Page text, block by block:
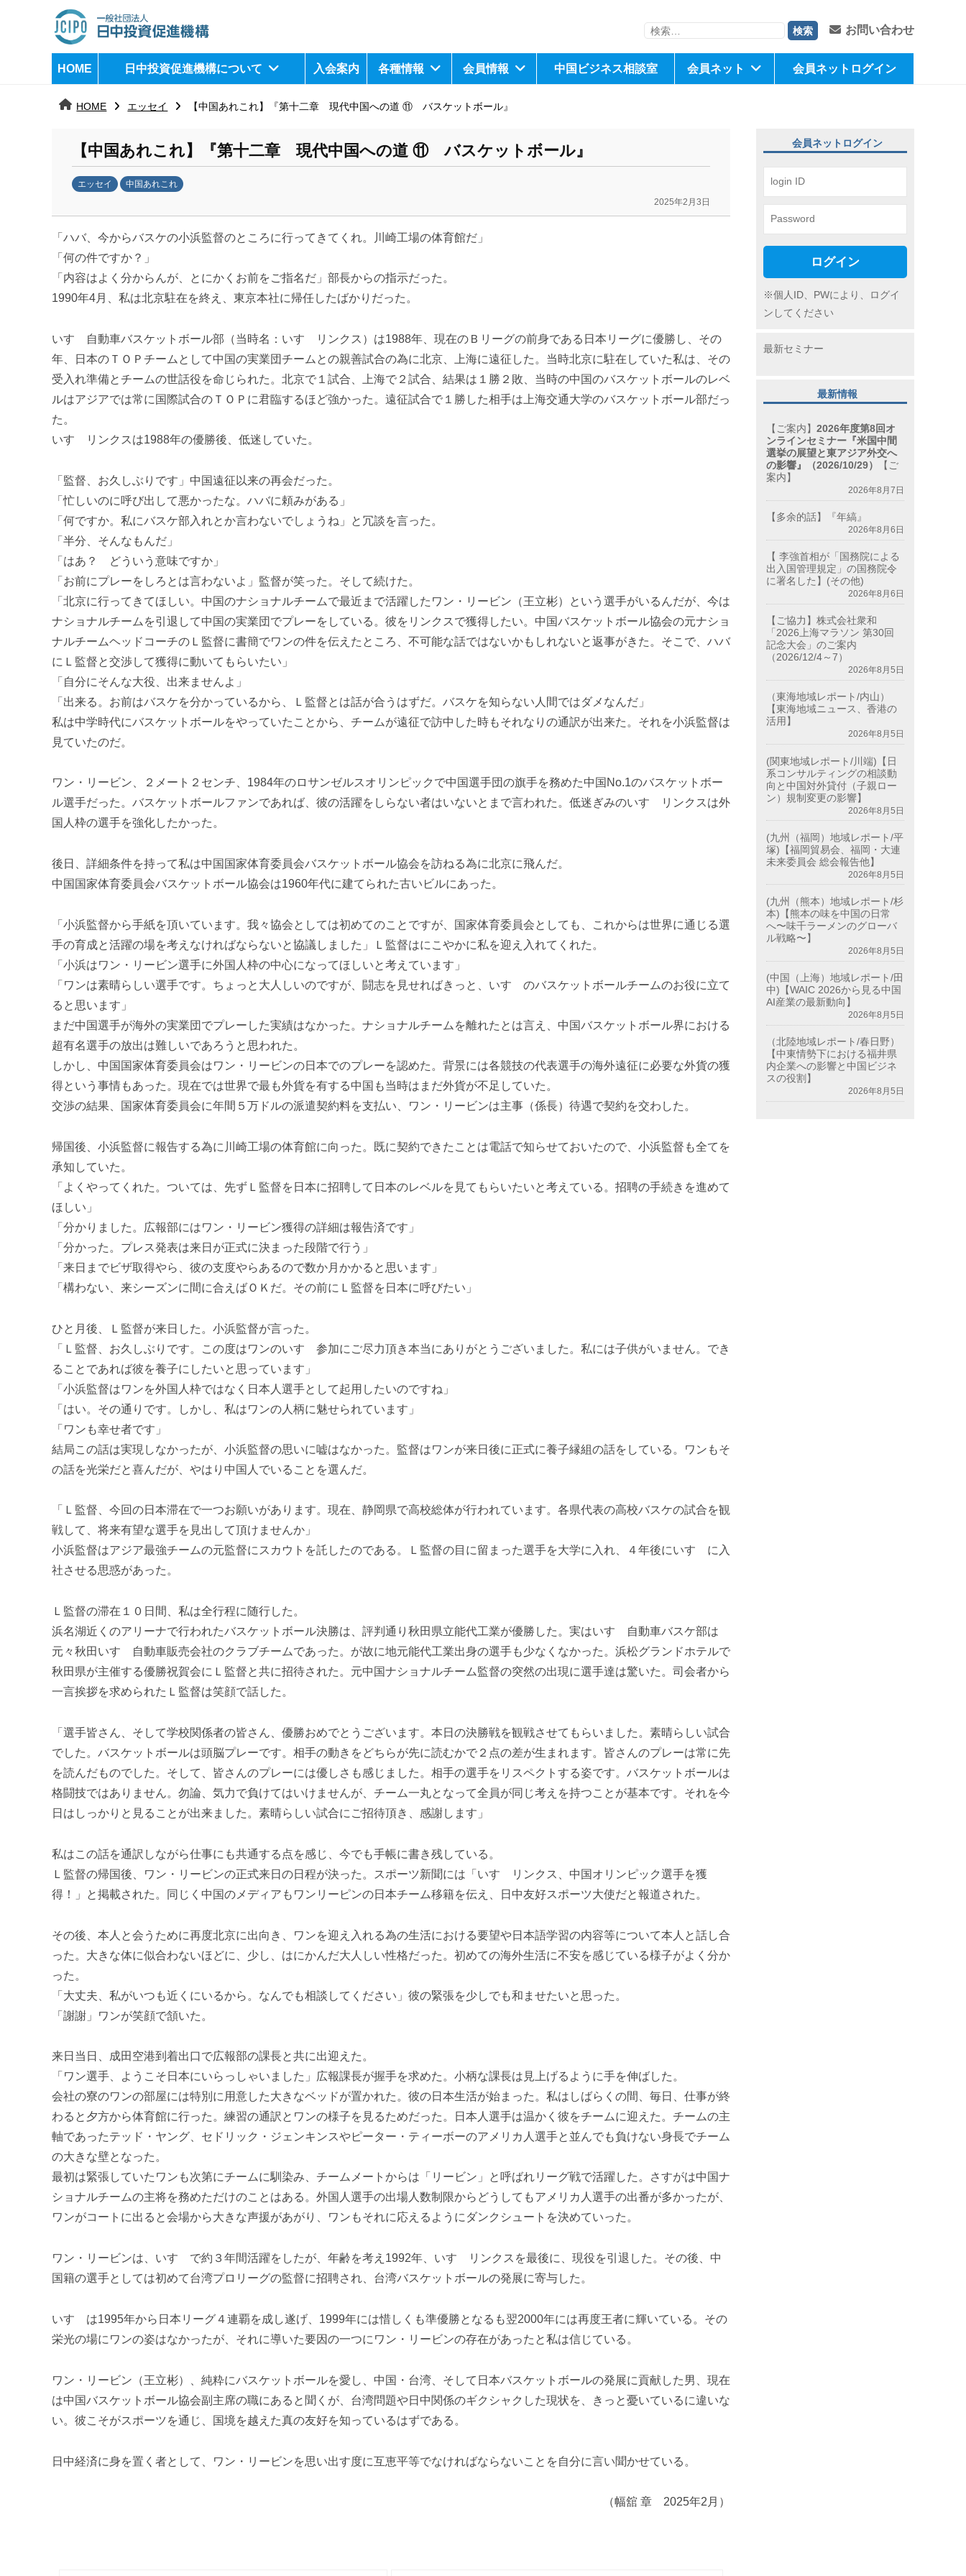
日
中
進
機
構
j
検
お問い合わせ
HOME 日中投資促進機構について 入会案内 各種情報 会員情報 中国ビジネス相談室 会員ネット 会員ネットログイン
HOME エッセイ 【中国あれこれ】『第十二章 現代中国への道 ⑪ バスケットボール』
【中国あれこれ】『第十二章 現代中国への道 ⑪ バスケットボール』
エッセイ 中国あれこれ
2025年2月3日
日
中
投
資
構
(
j
i
o
「ハバ、今からバスケの小浜監督のところに行ってきてくれ。川崎工場の体育館だ」
「何の件ですか？」
「内容はよく分からんが、とにかくお前をご指名だ」部長からの指示だった。
1990年4月、私は北京駐在を終え、東京本社に帰任したばかりだった。
いすゞ自動車バスケットボール部（当時名：いすゞリンクス）は1988年、現在のＢリーグの前身である日本リーグに優勝し、その
年、日本のＴＯＰチームとして中国の実業団チームとの親善試合の為に北京、上海に遠征した。当時北京に駐在していた私は、その
受入れ準備とチームの世話役を命じられた。北京で１試合、上海で２試合、結果は１勝２敗、当時の中国のバスケットボールのレベ
ルはアジアでは常に国際試合のＴＯＰに君臨するほど強かった。遠征試合で１勝した相手は上海交通大学のバスケットボール部だっ
た。
いすゞリンクスは1988年の優勝後、低迷していた。
「監督、お久しぶりです」中国遠征以来の再会だった。
「忙しいのに呼び出して悪かったな。ハバに頼みがある」
「何ですか。私にバスケ部入れとか言わないでしょうね」と冗談を言った。
「半分、そんなもんだ」
「はあ？ どういう意味ですか」
「お前にプレーをしろとは言わないよ」監督が笑った。そして続けた。
「北京に行ってきてほしい。中国のナショナルチームで最近まで活躍したワン・リービン（王立彬）という選手がいるんだが、今は
ナショナルチームを引退して中国の実業団でプレーをしている。彼をリンクスで獲得したい。中国バスケットボール協会の元ナショ
ナルチームヘッドコーチのＬ監督に書簡でワンの件を伝えたところ、不可能な話ではないかもしれないと返事がきた。そこで、ハバ
にＬ監督と交渉して獲得に動いてもらいたい」
「自分にそんな大役、出来ませんよ」
「出来る。お前はバスケを分かっているから、Ｌ監督とは話が合うはずだ。バスケを知らない人間ではダメなんだ」
私は中学時代にバスケットボールをやっていたことから、チームが遠征で訪中した時もそれなりの通訳が出来た。それを小浜監督は
見ていたのだ。
ワン・リービン、２メート２センチ、1984年のロサンゼルスオリンピックで中国選手団の旗手を務めた中国No.1のバスケットボー
ル選手だった。バスケットボールファンであれば、彼の活躍をしらない者はいないとまで言われた。低迷ぎみのいすゞリンクスは外
国人枠の選手を強化したかった。
後日、詳細条件を持って私は中国国家体育委員会バスケットボール協会を訪ねる為に北京に飛んだ。
中国国家体育委員会バスケットボール協会は1960年代に建てられた古いビルにあった。
「小浜監督から手紙を頂いています。我々協会としては初めてのことですが、国家体育委員会としても、これからは世界に通じる選
手の育成と活躍の場を考えなければならないと協議しました」Ｌ監督はにこやかに私を迎え入れてくれた。
「小浜はワン・リービン選手に外国人枠の中心になってほしいと考えています」
「ワンは素晴らしい選手です。ちょっと大人しいのですが、闘志を見せればきっと、いすゞのバスケットボールチームのお役に立て
ると思います」
まだ中国選手が海外の実業団でプレーした実績はなかった。ナショナルチームを離れたとは言え、中国バスケットボール界における
超有名選手の放出は難しいであろうと思われた。
しかし、中国国家体育委員会はワン・リービンの日本でのプレーを認めた。背景には各競技の代表選手の海外遠征に必要な外貨の獲
得という事情もあった。現在では世界で最も外貨を有する中国も当時はまだ外貨が不足していた。
交渉の結果、国家体育委員会に年間５万ドルの派遣契約料を支払い、ワン・リービンは主事（係長）待遇で契約を交わした。
帰国後、小浜監督に報告する為に川崎工場の体育館に向った。既に契約できたことは電話で知らせておいたので、小浜監督も全てを
承知していた。
「よくやってくれた。ついては、先ずＬ監督を日本に招聘して日本のレベルを見てもらいたいと考えている。招聘の手続きを進めて
ほしい」
「分かりました。広報部にはワン・リービン獲得の詳細は報告済です」
「分かった。プレス発表は来日が正式に決まった段階で行う」
「来日までビザ取得やら、彼の支度やらあるので数か月かかると思います」
「構わない、来シーズンに間に合えばＯＫだ。その前にＬ監督を日本に呼びたい」
ひと月後、Ｌ監督が来日した。小浜監督が言った。
「Ｌ監督、お久しぶりです。この度はワンのいすゞ参加にご尽力頂き本当にありがとうございました。私には子供がいません。でき
ることであれば彼を養子にしたいと思っています」
「小浜監督はワンを外国人枠ではなく日本人選手として起用したいのですね」
「はい。その通りです。しかし、私はワンの人柄に魅せられています」
「ワンも幸せ者です」
結局この話は実現しなかったが、小浜監督の思いに嘘はなかった。監督はワンが来日後に正式に養子縁組の話をしている。ワンもそ
の話を光栄だと喜んだが、やはり中国人でいることを選んだ。
「Ｌ監督、今回の日本滞在で一つお願いがあります。現在、静岡県で高校総体が行われています。各県代表の高校バスケの試合を観
戦して、将来有望な選手を見出して頂けませんか」
小浜監督はアジア最強チームの元監督にスカウトを託したのである。Ｌ監督の目に留まった選手を大学に入れ、４年後にいすゞに入
社させる思惑があった。
Ｌ監督の滞在１０日間、私は全行程に随行した。
浜名湖近くのアリーナで行われたバスケットボール決勝は、評判通り秋田県立能代工業が優勝した。実はいすゞ自動車バスケ部は
元々秋田いすゞ自動車販売会社のクラブチームであった。が故に地元能代工業出身の選手も少なくなかった。浜松グランドホテルで
秋田県が主催する優勝祝賀会にＬ監督と共に招待された。元中国ナショナルチーム監督の突然の出現に選手達は驚いた。司会者から
一言挨拶を求められたＬ監督は笑顔で話した。
「選手皆さん、そして学校関係者の皆さん、優勝おめでとうございます。本日の決勝戦を観戦させてもらいました。素晴らしい試合
でした。バスケットボールは頭脳プレーです。相手の動きをどちらが先に読むかで２点の差が生まれます。皆さんのプレーは常に先
を読んだものでした。そして、皆さんのプレーには優しさも感じました。相手の選手をリスペクトする姿です。バスケットボールは
格闘技ではありません。勿論、気力で負けてはいけませんが、チーム一丸となって全員が同じ考えを持つことが基本です。それを今
日はしっかりと見ることが出来ました。素晴らしい試合にご招待頂き、感謝します」
私はこの話を通訳しながら仕事にも共通する点を感じ、今でも手帳に書き残している。
Ｌ監督の帰国後、ワン・リービンの正式来日の日程が決った。スポーツ新聞には「いすゞリンクス、中国オリンピック選手を獲
得！」と掲載された。同じく中国のメディアもワンリーピンの日本チーム移籍を伝え、日中友好スポーツ大使だと報道された。
その後、本人と会うために再度北京に出向き、ワンを迎え入れる為の生活における要望や日本語学習の内容等について本人と話し合
った。大きな体に似合わないほどに、少し、はにかんだ大人しい性格だった。初めての海外生活に不安を感じている様子がよく分か
った。
「大丈夫、私がいつも近くにいるから。なんでも相談してください」彼の緊張を少しでも和ませたいと思った。
「謝謝」ワンが笑顔で頷いた。
来日当日、成田空港到着出口で広報部の課長と共に出迎えた。
「ワン選手、ようこそ日本にいらっしゃいました」広報課長が握手を求めた。小柄な課長は見上げるように手を伸ばした。
会社の寮のワンの部屋には特別に用意した大きなベッドが置かれた。彼の日本生活が始まった。私はしばらくの間、毎日、仕事が終
わると夕方から体育館に行った。練習の通訳とワンの様子を見るためだった。日本人選手は温かく彼をチームに迎えた。チームの主
軸であったテッド・ヤング、セドリック・ジェンキンスやピーター・ティーボーのアメリカ人選手と並んでも負けない身長でチーム
の大きな壁となった。
最初は緊張していたワンも次第にチームに馴染み、チームメートからは「リービン」と呼ばれリーグ戦で活躍した。さすがは中国ナ
ショナルチームの主将を務めただけのことはある。外国人選手の出場人数制限からどうしてもアメリカ人選手の出番が多かったが、
ワンがコートに出ると会場から大きな声援があがり、ワンもそれに応えるようにダンクシュートを決めていった。
ワン・リービンは、いすゞで約３年間活躍をしたが、年齢を考え1992年、いすゞリンクスを最後に、現役を引退した。その後、中
国籍の選手としては初めて台湾プロリーグの監督に招聘され、台湾バスケットボールの発展に寄与した。
いすゞは1995年から日本リーグ４連覇を成し遂げ、1999年には惜しくも準優勝となるも翌2000年には再度王者に輝いている。その
栄光の場にワンの姿はなかったが、それに導いた要因の一つにワン・リービンの存在があったと私は信じている。
ワン・リービン（王立彬）、純粋にバスケットボールを愛し、中国・台湾、そして日本バスケットボールの発展に貢献した男、現在
は中国バスケットボール協会副主席の職にあると聞くが、台湾問題や日中関係のギクシャクした現状を、きっと憂いているに違いな
い。彼こそがスポーツを通じ、国境を越えた真の友好を知っているはずである。
日中経済に身を置く者として、ワン・リービンを思い出す度に互恵平等でなければならないことを自分に言い聞かせている。
（幅舘 章 2025年2月）
会員ネットログイン
ログイン
※個人ID、PWにより、ログイ
ンしてください
最新セミナー
最新情報
【ご案内】2026年度第8回オ
ンラインセミナー『米国中間
選挙の展望と東アジア外交へ
の影響』（2026/10/29）
【ご
案内】
2026年8月7日
【多余的話】『年縞』
2026年8月6日
【 李強首相が「国務院による
出入国管理規定」の国務院令
に署名した】(その他)
2026年8月6日
【ご協力】株式会社衆和
「2026上海マラソン 第30回
記念大会」のご案内
（2026/12/4～7）
2026年8月5日
（東海地域レポート/内山）
【東海地域ニュース、香港の
活用】
2026年8月5日
(関東地域レポート/川端)【日
系コンサルティングの相談動
向と中国対外貸付（子親ロー
ン）規制変更の影響】
2026年8月5日
(九州（福岡）地域レポート/平
塚)【福岡貿易会、福岡・大連
未来委員会 総会報告他】
2026年8月5日
(九州（熊本）地域レポート/杉
本)【熊本の味を中国の日常
へ〜味千ラーメンのグローバ
ル戦略〜】
2026年8月5日
(中国（上海）地域レポート/田
中)【WAIC 2026から見る中国
AI産業の最新動向】
2026年8月5日
（北陸地域レポート/春日野）
【中東情勢下における福井県
内企業への影響と中国ビジネ
スの役割】
2026年8月5日